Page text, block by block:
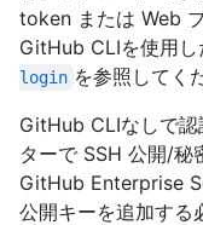
token または Web
GitHub CLIを使用し
login を参照してく
GitHub CLIなしで認
ターで SSH 公開/秘
GitHub Enterprise
公開キーを追加する